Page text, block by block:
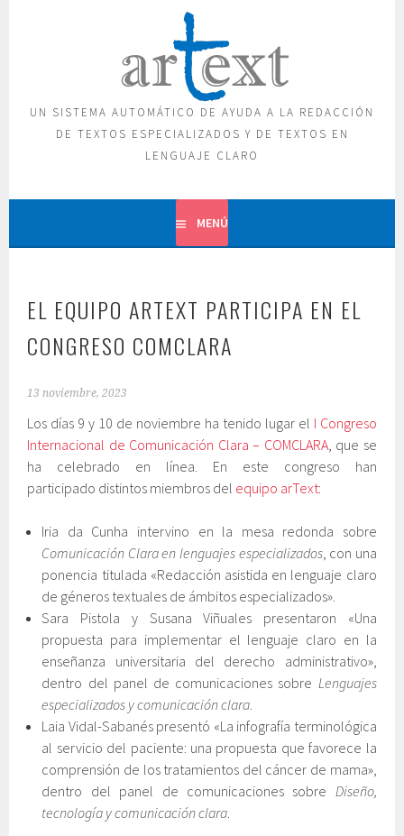
UN SISTEMA AUTOMÁTICO DE AYUDA A LA REDACCIÓN
DE TEXTOS ESPECIALIZADOS Y DE TEXTOS EN
LENGUAJE CLARO
MENÚ
EL EQUIPO ARTEXT PARTICIPA EN EL
CONGRESO COMCLARA
13 noviembre, 2023
Los días 9 y 10 de noviembre ha tenido lugar el I Congreso
Internacional de Comunicación Clara – COMCLARA, que se
ha celebrado en línea. En este congreso han
participado distintos miembros del equipo arText:
Iria da Cunha intervino en la mesa redonda sobre
Comunicación Clara en lenguajes especializados, con una
ponencia titulada «Redacción asistida en lenguaje claro
de géneros textuales de ámbitos especializados».
Sara Pistola y Susana Viñuales presentaron «Una
propuesta para implementar el lenguaje claro en la
enseñanza universitaria del derecho administrativo»,
dentro del panel de comunicaciones sobre Lenguajes
especializados y comunicación clara.
Laia Vidal-Sabanés presentó «La infografía terminológica
al servicio del paciente: una propuesta que favorece la
comprensión de los tratamientos del cáncer de mama»,
dentro del panel de comunicaciones sobre Diseño,
tecnología y comunicación clara.